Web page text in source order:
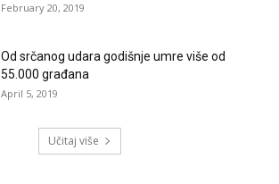
February 20, 2019
Od srčanog udara godišnje umre više od
55.000 građana
April 5, 2019
Učitaj više